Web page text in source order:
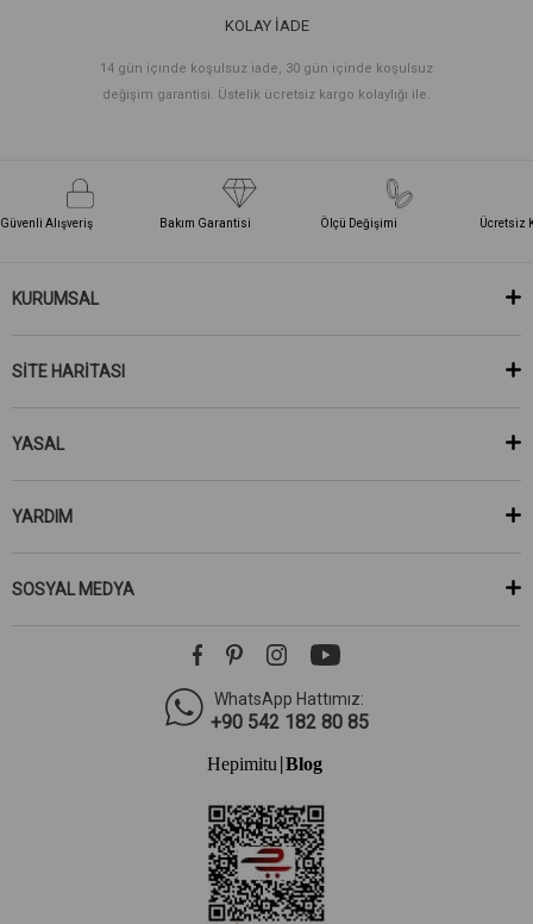
KOLAY İADE
14 gün içinde koşulsuz iade, 30 gün içinde koşulsuz
değişim garantisi. Üstelik ücretsiz kargo kolaylığı ile.
Güvenli Alışveriş Bakım Garantisi Ölçü Değişimi Ücretsiz
KURUMSAL
SİTE HARİTASI
YASAL
YARDIM
SOSYAL MEDYA
WhatsApp Hattımız:
+90 542 182 80 85
Hepimitu| Blog